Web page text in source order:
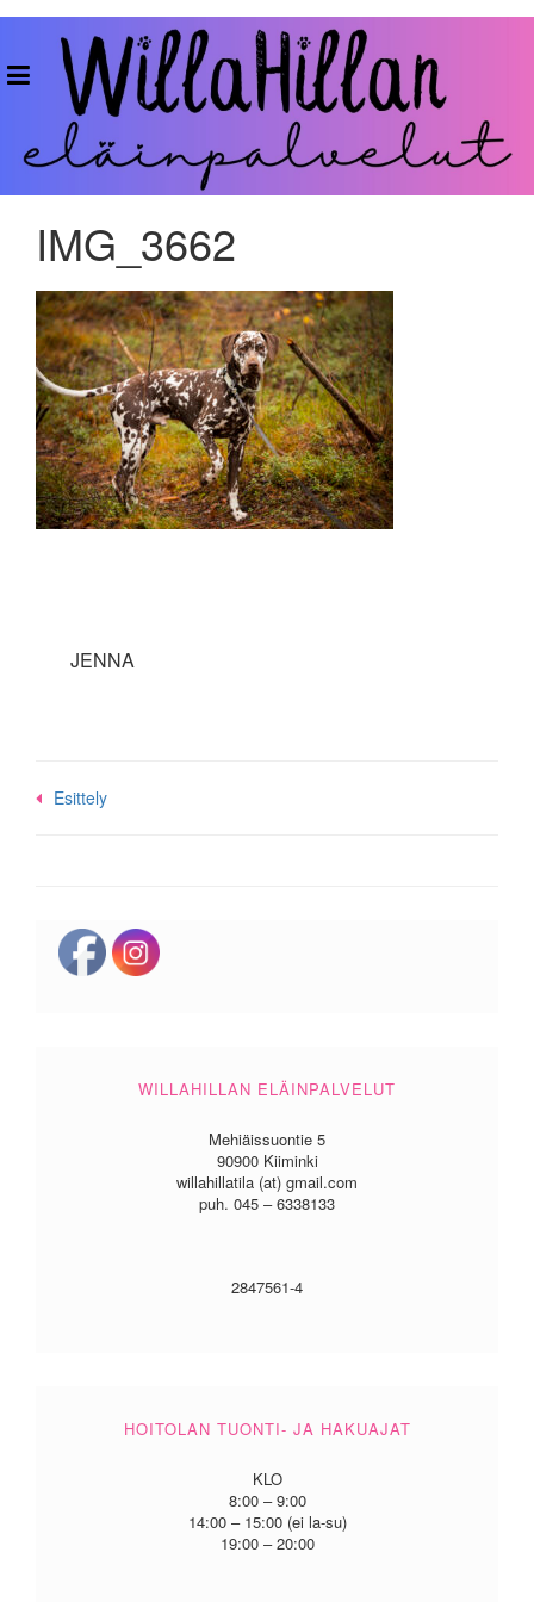
Skip
WillaHillan
Eläinpalvelut
IMG_3662
JENNA
Post
Esittely
WILLAHILLAN ELÄINPALVELUT
Mehiäissuontie 5
90900 Kiiminki
willahillatila (at) gmail.com
puh. 045 – 6338133
2847561-4
HOITOLAN TUONTI- JA HAKUAJAT
KLO
8:00 – 9:00
14:00 – 15:00 (ei la-su)
19:00 – 20:00